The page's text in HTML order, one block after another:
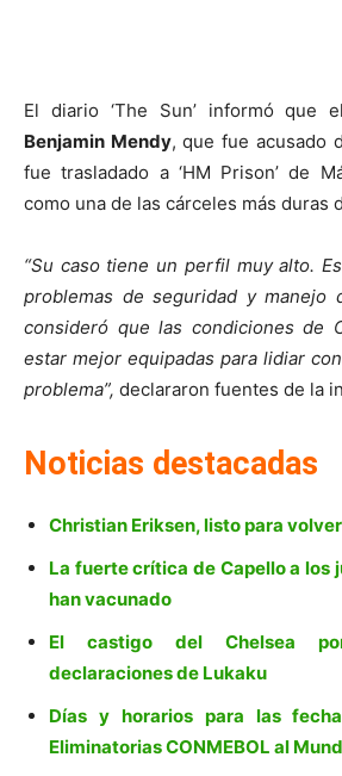
El diario ‘The Sun’ informó que
Benjamin Mendy, que fue acusado
fue trasladado a ‘HM Prison’ de
como una de las cárceles más duras
“Su caso tiene un perfil muy alto.
problemas de seguridad y manejo
consideró que las condiciones de
estar mejor equipadas para lidiar
problema”, declararon fuentes de la
Noticias destacadas
Christian Eriksen, listo para
La fuerte crítica de Capello a los
han vacunado
El castigo del Chelsea
declaraciones de Lukaku
Días y horarios para las
Eliminatorias CONMEBOL al